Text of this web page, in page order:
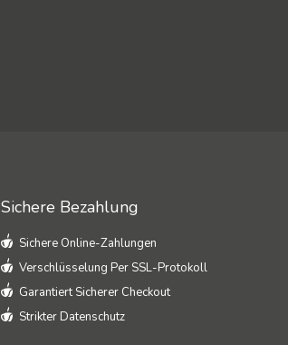
Sichere Bezahlung
Sichere Online-Zahlungen
Verschlüsselung Per SSL-Protokoll
Garantiert Sicherer Checkout
Strikter Datenschutz